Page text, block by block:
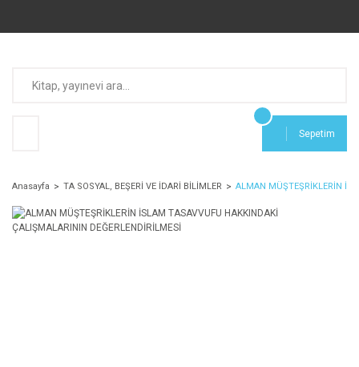
Sepetim
Anasayfa TA SOSYAL, BEŞERİ VE İDARİ BİLİMLER ALMAN MÜŞTEŞRİKLERİN